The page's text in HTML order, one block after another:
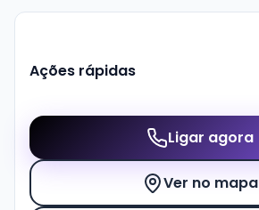
Ações rápidas
Ligar agora
Ver no mapa